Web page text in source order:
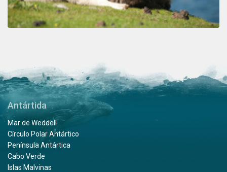
Antártida
Mar de Weddell
Círculo Polar Antártico
Península Antártica
Cabo Verde
Islas Malvinas